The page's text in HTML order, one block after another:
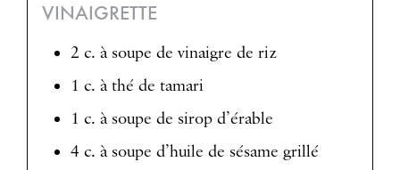
VINAIGRETTE
2 c. à soupe de vinaigre de riz
1 c. à thé de tamari
1 c. à soupe de sirop d’érable
4 c. à soupe d’huile de sésame grillé